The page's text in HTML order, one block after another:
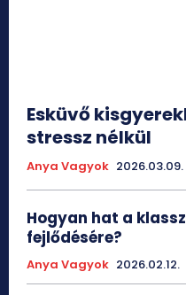
Esküvő
stressz nélkül
Anya Vagyok 2026.03.09.
Hogyan hat a
fejlődésére?
Anya Vagyok 2026.02.12.